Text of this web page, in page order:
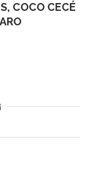
COCO CECÉ